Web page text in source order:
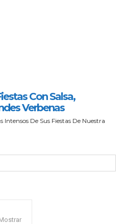
Con Salsa,
Verbenas
De Sus Fiestas De Nuestra